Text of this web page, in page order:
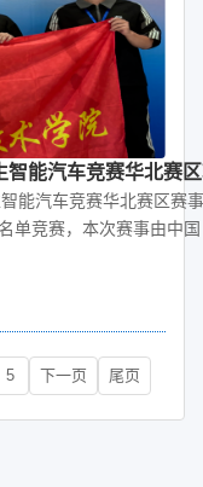
能汽车竞赛华北赛
能汽车竞赛华北赛区赛
单竞赛，本次赛事由中
5 下一页 尾页